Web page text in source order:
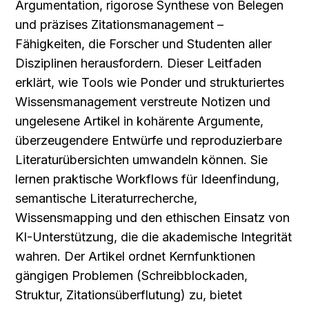
Argumentation, rigorose Synthese von Belegen
und präzises Zitationsmanagement –
Fähigkeiten, die Forscher und Studenten aller
Disziplinen herausfordern. Dieser Leitfaden
erklärt, wie Tools wie Ponder und strukturiertes
Wissensmanagement verstreute Notizen und
ungelesene Artikel in kohärente Argumente,
überzeugendere Entwürfe und reproduzierbare
Literaturübersichten umwandeln können. Sie
lernen praktische Workflows für Ideenfindung,
semantische Literaturrecherche,
Wissensmapping und den ethischen Einsatz von
KI-Unterstützung, die die akademische Integrität
wahren. Der Artikel ordnet Kernfunktionen
gängigen Problemen (Schreibblockaden,
Struktur, Zitationsüberflutung) zu, bietet